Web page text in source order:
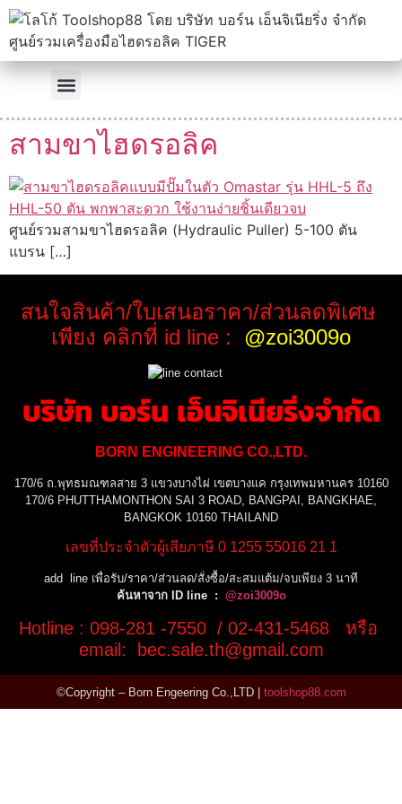
สามขาไฮดรอลิค
ศูนย์รวมสามขาไฮดรอลิค (Hydraulic Puller) 5-100 ตัน
แบรน […]
สนใจสินค้า/ใบเสนอราคา/ส่วนลดพิเศษ
เพียง คลิกที่ id line : @zoi3009o
บริษัท บอร์น เอ็นจิเนียริ่งจำกัด
BORN ENGINEERING CO.,LTD.
170/6 ถ.พุทธมณฑลสาย 3 แขวงบางไผ่ เขตบางแค กรุงเทพมหานคร 10160
170/6 PHUTTHAMONTHON SAI 3 ROAD, BANGPAI, BANGKHAE,
BANGKOK 10160 THAILAND
เลขที่ประจำตัวผู้เสียภาษี 0 1255 55016 21 1
add line เพื่อรับ/ราคา/ส่วนลด/สั่งซื้อ/สะสมแต้ม/จบเพียง 3 นาที
ค้นหาจาก ID line : @zoi3009o
Hotline : 098-281 -7550 / 02-431-5468 หรือ
email: bec.sale.th@gmail.com
©Copyright – Born Engeering Co.,LTD | toolshop88.com